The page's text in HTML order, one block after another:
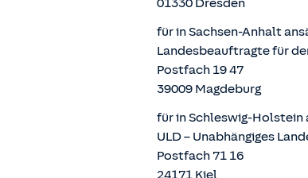
01330 Dresden
für in Sachsen-Anhalt
Landesbeauftragte für
Postfach 19 47
39009 Magdeburg
für in Schleswig-
ULD – Unabhängiges
Postfach 71 16
24171 Kiel